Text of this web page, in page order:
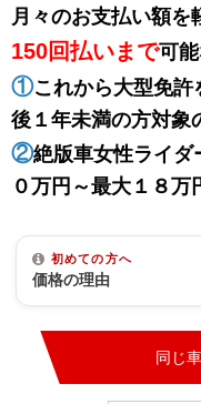
月々のお支払い額を
150回払いまで可
①これから大型免許
後１年未満の方対象
②絶版車女性ライダ
０万円～最大１８万
初めての方へ
価格の理由
同じ